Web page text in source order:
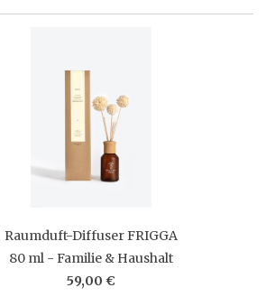
Raumduft-Diffuser FRIGGA
80 ml - Familie & Haushalt
59,00 €